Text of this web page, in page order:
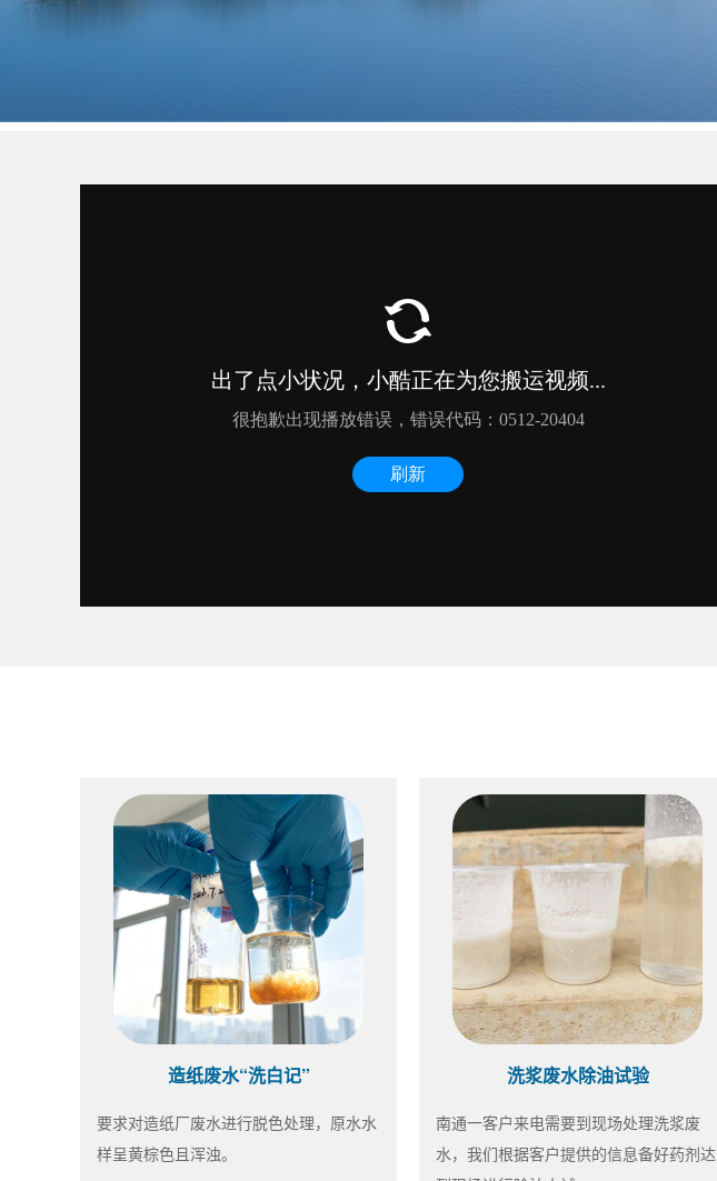
造纸废水“洗白记”
要求对造纸厂废水进行脱色处理，原水水
样呈黄棕色且浑浊。
洗浆废水除油试验
南通一客户来电需要到现场处理洗浆废
水，我们根据客户提供的信息备好药剂达